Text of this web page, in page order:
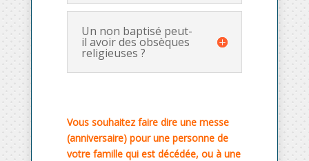
Un non baptisé peut-
il avoir des obsèques
religieuses ?
Vous souhaitez faire dire une messe
(anniversaire) pour une personne de
votre famille qui est décédée, ou à une